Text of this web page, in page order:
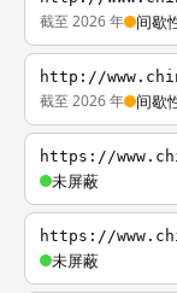
截至 2026 年 间歇
http://
截至 2026 年 间歇
https://
未屏蔽
https://
未屏蔽